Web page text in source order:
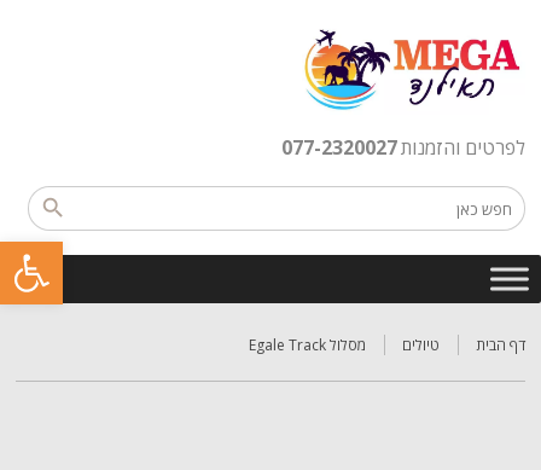
פתח סרגל נגישות
לפרטים והזמנות077-2320027
דף הבית טיולים מסלול Egale Track